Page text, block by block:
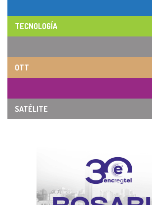
TECNOLOGÍA
OTT
SATÉLITE